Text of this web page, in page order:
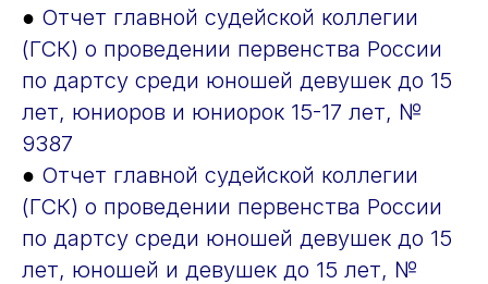
● Отчет главной судейской коллегии
(ГСК) о проведении первенства России
по дартсу среди юношей девушек до 15
лет, юниоров и юниорок 15-17 лет, №
9387
● Отчет главной судейской коллегии
(ГСК) о проведении первенства России
по дартсу среди юношей девушек до 15
лет, юношей и девушек до 15 лет, №